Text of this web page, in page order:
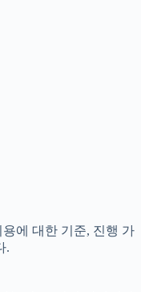
에 대한 기준, 진행 가
.